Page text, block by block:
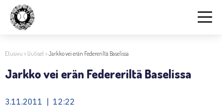
Etusivu > Uutiset>Jarkko vei erän Federeriltä Baselissa
Jarkko vei erän Federeriltä Baselissa
3.11.2011 | 12:22